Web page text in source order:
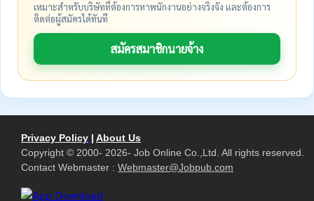
เหมาะสำหรับบริษัทที่ต้องการหาพนักงานอย่างจริงจัง และต้องการ
ติดต่อผู้สมัครได้ทันที
สมัครสมาชิกนายจ้าง
Privacy Policy | About Us
Copyright © 2000- 2026- Job Online Co.,Ltd. All rights reserved.
Contact Webmaster : Webmaster@Jobpub.com